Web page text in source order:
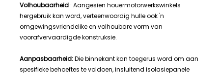
Volhoubaarheid : Aangesien houermotorwerkswinkels
hergebruik kan word, verteenwoordig hulle ook 'n
omgewingsvriendelike en volhoubare vorm van
voorafvervaardigde konstruksie.
Aanpasbaarheid:Die binnekant kan toegerus word om aan
spesifieke behoeftes te voldoen, insluitend isolasiepanele